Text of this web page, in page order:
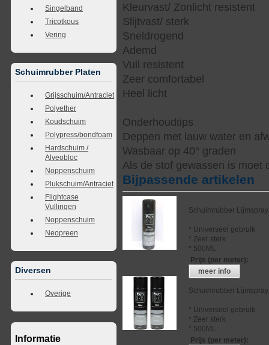
Singelband
Tricotkous
Vering
Schuimrubber Platen
Grijsschuim/Antraciet
Polyether
Koudschuim
Polypress/bondfoam
Hardschuim /
Alveobloc
Noppenschuim
Plukschuim/Antraciet
Flightcase
Vullingen
Noppenschuim
Neopreen
Diversen
Overige
Informatie
Kleurvast/ Zonlicht resistent
Slijtvast/ sterk
Sneldrogend
Ademd
Vuil resistent
Zeer comfortabel
Heel licht
Onderhoudtips
Deppen met lauw water en
Wasbaar op 40° graden
Als de stof gewassen is moet
Bijpassende artikelen
Schuimrubber Lijmspray
* Universeel gebruik
* Zeer sterk
* 500ML
Prijs (per meter):
meer info
Schuimrubber
* Universeel gebruik
* Zeer sterk
* 500ML
Prijs (per meter):